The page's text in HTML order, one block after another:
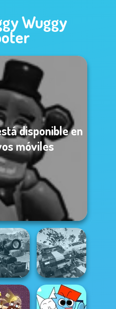
Wuggy
disponible en
móviles